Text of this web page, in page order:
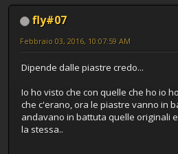
fly#07
Febbraio 03, 2016, 10:07:59 AM
Dipende dalle piastre credo...
Io ho visto che con quelle che ho io
che c'erano, ora le piastre vanno in
andavano in battuta quelle originali
la stessa..